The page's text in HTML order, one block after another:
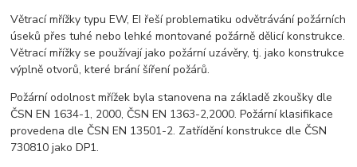
Větrací mřížky typu EW, EI řeší problematiku odvětrávání požárních
úseků přes tuhé nebo lehké montované požárně dělicí konstrukce.
Větrací mřížky se používají jako požární uzávěry, tj. jako konstrukce
výplně otvorů, které brání šíření požárů.
Požární odolnost mřížek byla stanovena na základě zkoušky dle
ČSN EN 1634-1, 2000, ČSN EN 1363-2,2000. Požární klasifikace
provedena dle ČSN EN 13501-2. Zatřídění konstrukce dle ČSN
730810 jako DP1.